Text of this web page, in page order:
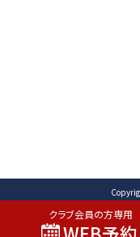
クラブ会員の方専用